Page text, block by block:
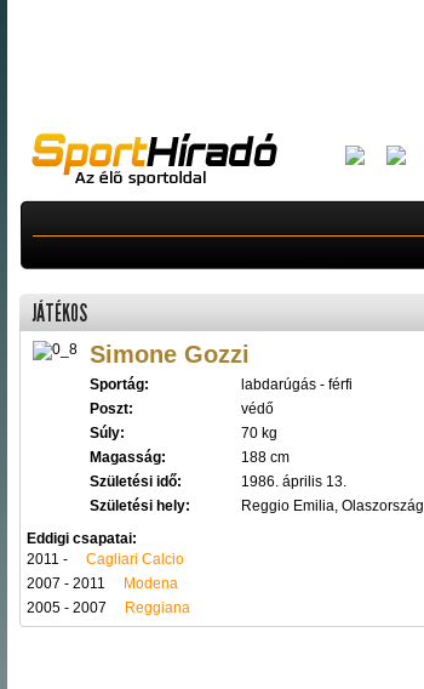
JÁTÉKOS
Simone Gozzi
Sportág:
labdarúgás - férfi
Poszt:
védő
Súly:
70 kg
Magasság:
188 cm
Születési idő:
1986. április 13.
Születési hely:
Reggio Emilia, Olaszország
Eddigi csapatai:
2011 -
Cagliari Calcio
2007 - 2011
Modena
2005 - 2007
Reggiana